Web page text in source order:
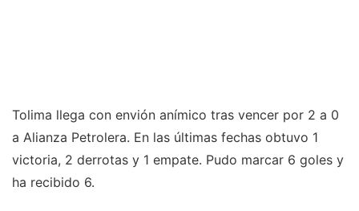
Tolima llega con envión anímico tras vencer por 2 a 0
a Alianza Petrolera. En las últimas fechas obtuvo 1
victoria, 2 derrotas y 1 empate. Pudo marcar 6 goles y
ha recibido 6.